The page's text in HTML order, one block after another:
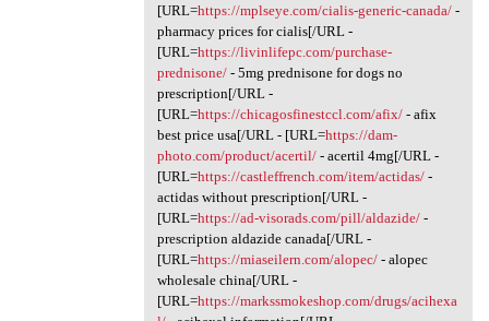
[URL=https://mplseye.com/cialis-generic-canada/-
pharmacy prices for cialis[/URL -
[URL=https://livinlifepc.com/purchase-
prednisone/- 5mg prednisone for dogs no
prescription[/URL -
[URL=https://chicagosfinestccl.com/afix/- afix
best price usa[/URL - [URL=https://dam-
photo.com/product/acertil/- acertil 4mg[/URL -
[URL=https://castleffrench.com/item/actidas/-
actidas without prescription[/URL -
[URL=https://ad-visorads.com/pill/aldazide/-
prescription aldazide canada[/URL -
[URL=https://miaseilern.com/alopec/- alopec
wholesale china[/URL -
[URL=https://markssmokeshop.com/drugs/acihexa